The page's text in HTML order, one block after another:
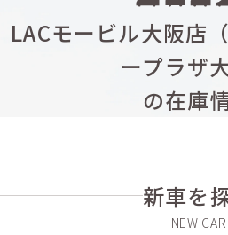
LACモービル大阪店
ープラザ大
の在庫
新車を